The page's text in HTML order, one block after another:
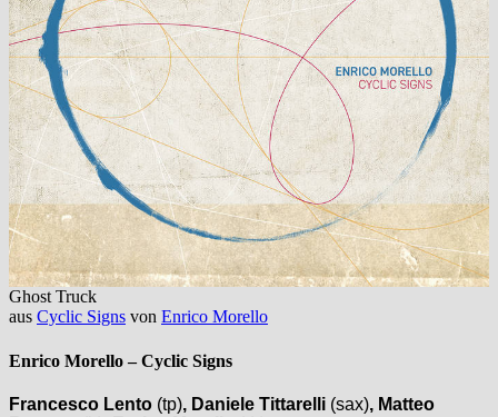
Ghost Truck
aus Cyclic Signs von Enrico Morello
Enrico Morello –Cyclic Signs
Francesco Lento (tp), Daniele Tittarelli (sax), Matteo